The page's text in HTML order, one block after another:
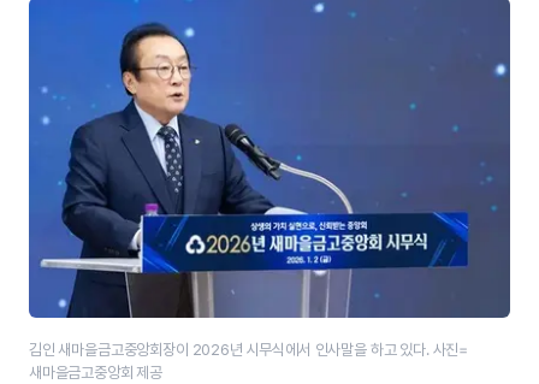
김인 새마을금고중앙회장이 2026년 시무식에서 인사말을 하고 있다. 사진=
새마을금고중앙회 제공